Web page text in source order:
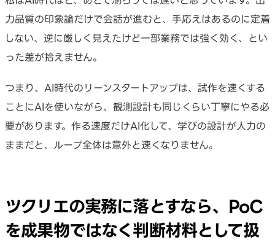
力品質の印象論だけで会話が進むと、手応えはあるのに定着
しない、逆に厳しく見えたけど一部業務では強く効く、とい
った差が拾えません。
つまり、AI時代のリーンスタートアップは、試作を速くする
ことにAIを使いながら、観測設計も同じくらい丁寧にやる必
要があります。作る速度だけAI化して、学びの設計が人力の
ままだと、ループ全体は意外と速くなりません。
ツクリエの実務に落とすなら、PoC
を成果物ではなく判断材料として扱